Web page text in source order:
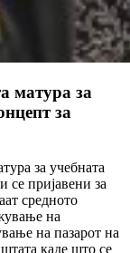
матура за
за
за учебната
се пријавени за
средното
на
на пазарот на
каде што се